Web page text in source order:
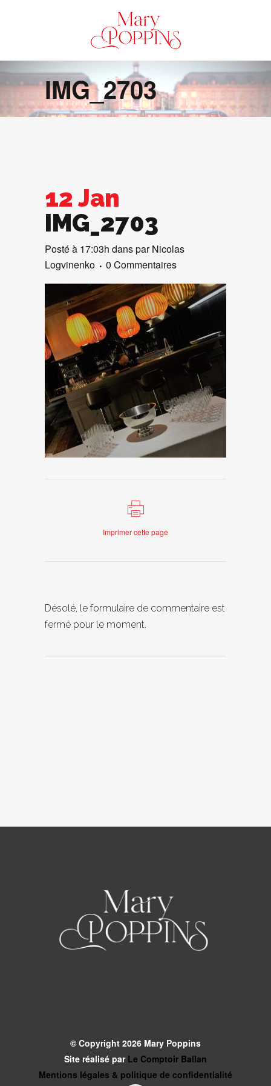
IMG_2703
12 Jan
IMG_2703
Posté à 17:03h dansparNicolas
Logvinenko
0 Commentaires
Imprimer cette page
Désolé, le formulaire de commentaire est
fermé pour le moment.
© Copyright 2026 Mary Poppins
Site réalisé par Le Comptoir Ballan
Mentions légales & politique de confidentialité